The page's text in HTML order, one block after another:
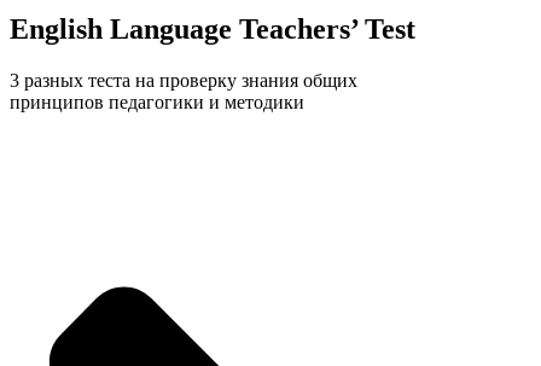
English Language Teachers’ Test
3 разных теста на проверку знания общих
принципов педагогики и методики